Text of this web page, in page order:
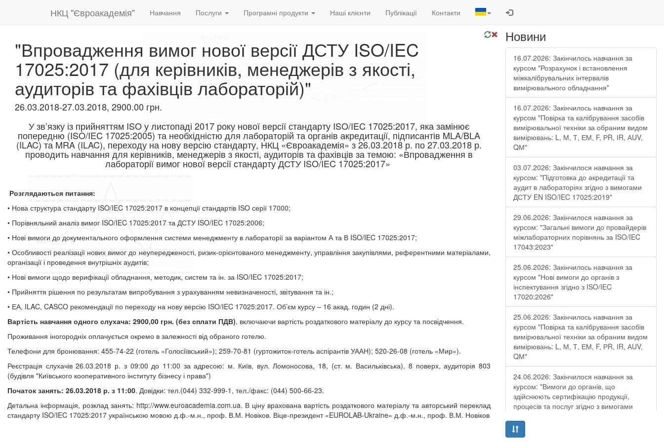
НКЦ "Євроакадемія" Навчання Послуги Програмні продукти Наші клієнти Публікації Контакти
"Впровадження вимог нової версії ДСТУ ISO/IEC
17025:2017 (для керівників, менеджерів з якості,
аудиторів та фахівців лабораторій)"
26.03.2018-27.03.2018, 2900.00 грн.
У зв’язку із прийняттям ISO у листопаді 2017 року нової версії стандарту ISO/IEC 17025:2017, яка замінює
попередню (ISO/IEC 17025:2005) та необхідністю для лабораторій та органів акредитації, підписантів MLA/BLA
(ILAC) та MRA (ILAC), переходу на нову версію стандарту, НКЦ «Євроакадемія» з 26.03.2018 р. по 27.03.2018 р.
проводить навчання для керівників, менеджерів з якості, аудиторів та фахівців за темою: «Впровадження в
лабораторії вимог нової версії стандарту ДСТУ ISO/IEC 17025:2017»
Розглядаються питання:
• Нова структура стандарту ISO/IEC 17025:2017 в концепції стандартів ISO серії 17000;
• Порівняльний аналіз вимог ISO/IEC 17025:2017 та ДСТУ ISO/IEC 17025:2006;
• Нові вимоги до документального оформлення системи менеджменту в лабораторії за варіантом А та В ISO/IEC 17025:2017;
• Особливості реалізації нових вимог до неупередженості, ризик-орієнтованого менеджменту, управління закупівлями, референтними матеріалами,
організації і проведення внутрішніх аудитів;
• Нові вимоги щодо верифікації обладнання, методик, систем та ін. за ISO/IEC 17025:2017;
• Прийняття рішення по результатам випробування з урахуванням невизначеності, звітування та ін.;
• ЕА, ILAC, CASCO рекомендації по переходу на нову версію ISO/IEC 17025:2017. Об’єм курсу – 16 акад. годин (2 дні).
Вартість навчання одного слухача: 2900,00 грн. (без сплати ПДВ), включаючи вартість роздаткового матеріалу до курсу та посвідчення.
Проживання іногородніх оплачується окремо в залежності від обраного готелю.
Телефони для бронювання: 455-74-22 (готель «Голосіївський»); 259-70-81 (гуртожиток-готель аспірантів УААН); 520-26-08 (готель «Мир»).
Реєстрація слухачів 26.03.2018 р. з 09:00 до 11:00 за адресою: м. Київ, вул. Ломоносова, 18, (ст. м. Васильківська), 8 поверх, аудиторія 803
(будівля "Київського кооперативного інституту бізнесу і права")
Початок занять: 26.03.2018 р. з 11:00. Довідки: тел.(044) 332-999-1, тел./факс: (044) 500-66-23.
Детальна інформація, розклад занять: http://www.euroacademia.com.ua. В ціну врахована вартість роздаткового матеріалу та авторський переклад
стандарту ISO/IEC 17025:2017 українською мовою д.ф.-м.н., проф. В.М. Новіков. Віце-президент «EUROLAB-Ukraine» д.ф.-м.н., проф. В.М. Новіков
Новини
16.07.2026: Закінчилось навчання за
курсом "Розрахунок і встановлення
міжкалібрувальних інтервалів
вимірювального обладнання"
16.07.2026: Закінчилось навчання за
курсом "Повірка та калібрування засобів
вимірювальної техніки за обраним видом
вимірювань: L, М, Т, ЕМ, F, РR, ІR, АUV,
QМ"
03.07.2026: Закінчилося навчання за
курсом: "Підготовка до акредитації та
аудит в лабораторіях згідно з вимогами
ДСТУ EN ISO/IEC 17025:2019"
29.06.2026: Закінчилося навчання за
курсом: "Загальні вимоги до провайдерів
міжлабораторних порівнянь за ISO/IEC
17043:2023"
25.06.2026: Закінчилось навчання за
курсом "Нові вимоги до органів з
інспектування згідно з ISO/IEC
17020:2026"
25.06.2026: Закінчилось навчання за
курсом "Повірка та калібрування засобів
вимірювальної техніки за обраним видом
вимірювань: L, М, Т, ЕМ, F, РR, ІR, АUV,
QМ"
24.06.2026: Закінчилося навчання за
курсом: "Вимоги до органів, що
здійснюють сертифікацію продукції,
процесів та послуг згідно з вимогами
19.06.2026: Закінчилося навчання за